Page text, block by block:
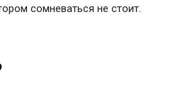
сомневаться не стоит.